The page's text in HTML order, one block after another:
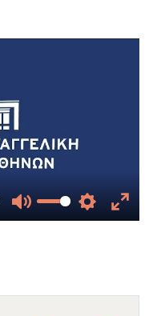
Mute
SettingsEnter